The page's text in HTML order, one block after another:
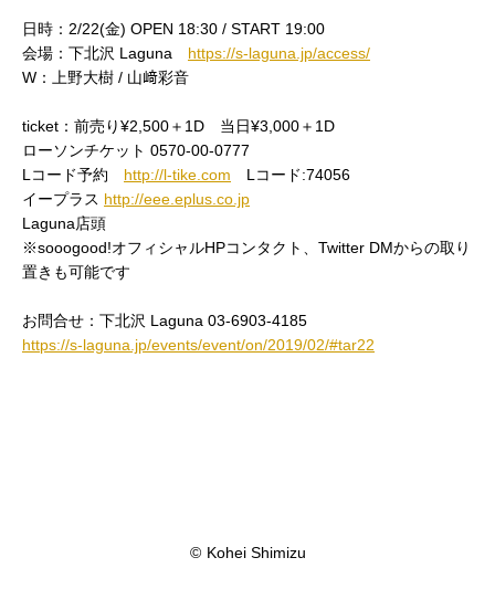
日時：2/22(金) OPEN 18:30 / START 19:00
会場：下北沢 Laguna https://s-laguna.jp/access/
W：上野大樹 / 山﨑彩音
ticket：前売り¥2,500＋1D 当日¥3,000＋1D
ローソンチケット 0570-00-0777
Lコード予約 http://l-tike.com Lコード:74056
イープラス http://eee.eplus.co.jp
Laguna店頭
※sooogood!オフィシャルHPコンタクト、Twitter DMからの取り
置きも可能です
お問合せ：下北沢 Laguna 03-6903-4185
https://s-laguna.jp/events/event/on/2019/02/#tar22
© Kohei Shimizu